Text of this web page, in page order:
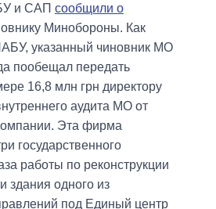
и САП сообщили о
Минобороны. Как
указанный чиновник МО
пообещал передать
16,8 млн грн директору
аудита МО от
Эта фирма
государственного
работы по реконструкции
здания одного из
под Единый центр